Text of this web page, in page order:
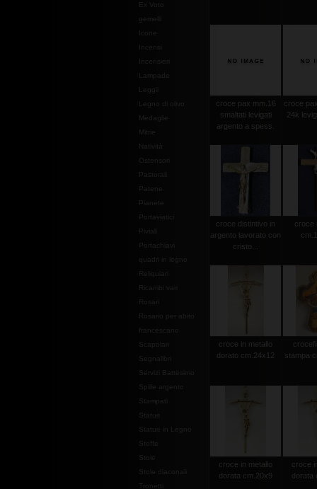
Ex Voto
gemelli
Leggii
Legno di olivo
Medaglie
Mitrie
Natività
Ostensori
Pastorali
Patene
Pianete
Portaviatici
Piviali
Portachiavi
quadri in legno
Reliquiari
Ricambi vari
Rosari
Rosario per abito
francescano
Scapolari
Segnalibri
Servizi Battesimo
Spille argento
Stampati
Statue
Statue in Legno
Stoffe
Stole
Stole diaconali
croce pax mm.16
smaltati levigati
argento a spess.
croce
24k
croce distintivo in
argento lavorato con
cristo...
croce
croce in metallo
dorato cm.24x12
stampa
croce in metallo
dorata cm.20x9
croce
dorata